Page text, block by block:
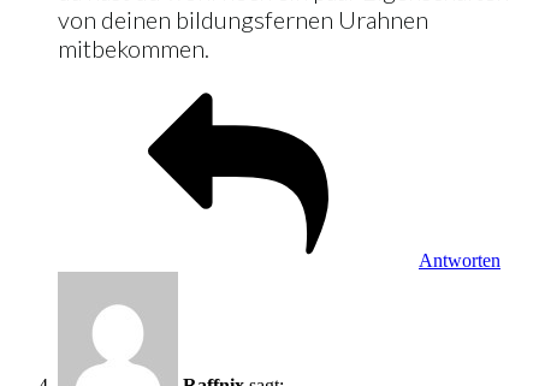
von deinen bildungsfernen Urahnen
mitbekommen.
Antworten